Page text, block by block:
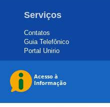
Serviços
Contatos
Guia Telefônico
Portal Unirio